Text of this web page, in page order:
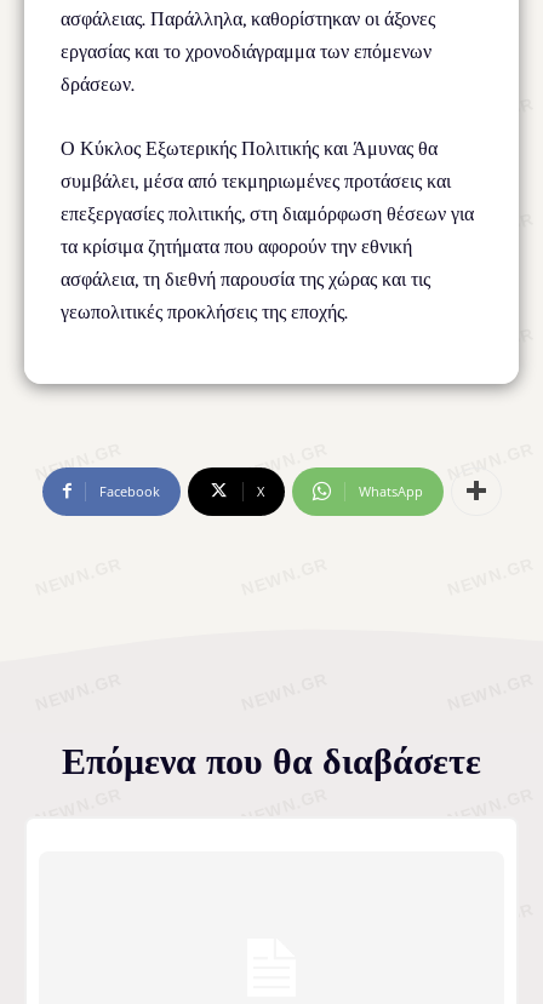
ασφάλειας. Παράλληλα, καθορίστηκαν οι άξονες
εργασίας και το χρονοδιάγραμμα των επόμενων
δράσεων.
Ο Κύκλος Εξωτερικής Πολιτικής και Άμυνας θα
συμβάλει, μέσα από τεκμηριωμένες προτάσεις και
επεξεργασίες πολιτικής, στη διαμόρφωση θέσεων για
τα κρίσιμα ζητήματα που αφορούν την εθνική
ασφάλεια, τη διεθνή παρουσία της χώρας και τις
γεωπολιτικές προκλήσεις της εποχής.
Facebook X WhatsApp
Επόμενα που θα διαβάσετε